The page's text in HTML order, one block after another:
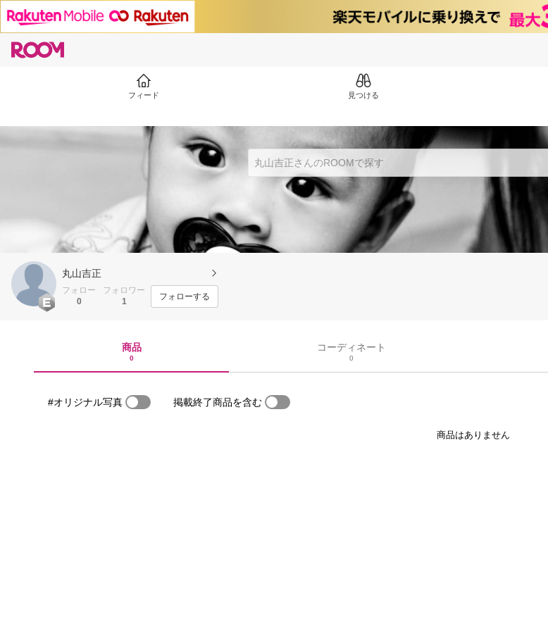
フィード 見つける
丸山吉正
フォロー
0
フォロワー
1
フォローする
商品
0
コーディネート
0
#オリジナル写真 掲載終了商品を含む
商品はありません